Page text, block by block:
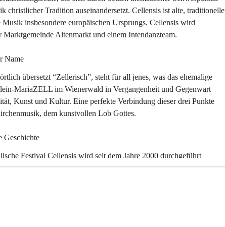
christlicher Tradition auseinandersetzt. Cellensis ist alte, traditionelle
Musik insbesondere europäischen Ursprungs. Cellensis wird
Marktgemeinde Altenmarkt und einem Intendanzteam.
Name
übersetzt “Zellerisch”, steht für all jenes, was das ehemalige
MariaZELL im Wienerwald in Vergangenheit und Gegenwart
Kunst und Kultur. Eine perfekte Verbindung dieser drei Punkte
dem kunstvollen Lob Gottes.
Geschichte
Festival Cellensis wird seit dem Jahre 2000 durchgeführt